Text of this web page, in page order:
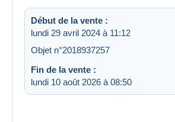
Début de la vente :
lundi 29 avril 2024 à 11:12
Objet n°2018937257
Fin de la vente :
lundi 10 août 2026 à 08:50